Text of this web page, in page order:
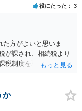
役にたった 3
方がよいと思いま
が課され、相続税より
税制度を取れば、実質
てもらって どういう方
か